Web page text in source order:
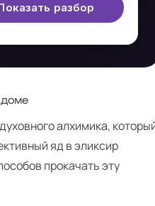
разбор
доме
алхимика,
яд в эликсир
прокачать эту